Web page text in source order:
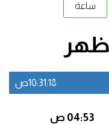
ساعة
10:31:19ص
04:53 ص